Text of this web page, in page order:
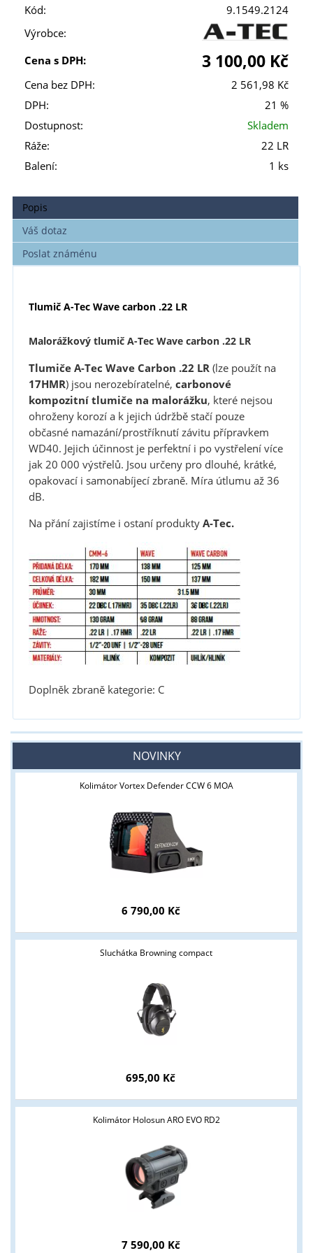
Kód:
9.1549.2124
Výrobce:
Cena s DPH:
3 100,00 Kč
Cena bez DPH:
2 561,98 Kč
DPH:
21 %
Dostupnost:
Skladem
Ráže:
22 LR
Balení:
1 ks
Popis
Váš dotaz
Poslat známénu
Tlumič A-Tec Wave carbon .22 LR
Malorážkový tlumič A-Tec Wave carbon .22 LR
Tlumiče A-Tec Wave Carbon .22 LR(lze použít na
17HMR) jsou nerozebíratelné, carbonové
kompozitní tlumiče na malorážku, které nejsou
ohroženy korozí a k jejich údržbě stačí pouze
občasné namazání/prostříknutí závitu přípravkem
WD40. Jejich účinnost je perfektní i po vystřelení více
jak 20 000 výstřelů. Jsou určeny pro dlouhé, krátké,
opakovací i samonabíjecí zbraně. Míra útlumu až 36
dB.
Na přání zajistíme i ostaní produktyA-Tec.
Doplněk zbraně kategorie: C
NOVINKY
Kolimátor Vortex Defender CCW 6 MOA
6 790,00 Kč
Sluchátka Browning compact
695,00 Kč
Kolimátor Holosun ARO EVO RD2
7 590,00 Kč
Tyto stránky jsou určeny pouze odborné veřejnosti od 18 let a
podnikatelům v oblasti zbraně a střelivo. Splňujete tyto
podmínky?